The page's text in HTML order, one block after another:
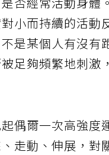
小而持續的活動
是某個人有沒有
足夠頻繁地刺激
偶爾一次高強度
走動、伸展，對